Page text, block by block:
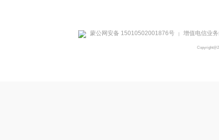
蒙公网安备 15010502001876号 | 增值电信业